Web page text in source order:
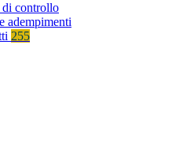
controllo
adempimenti
255